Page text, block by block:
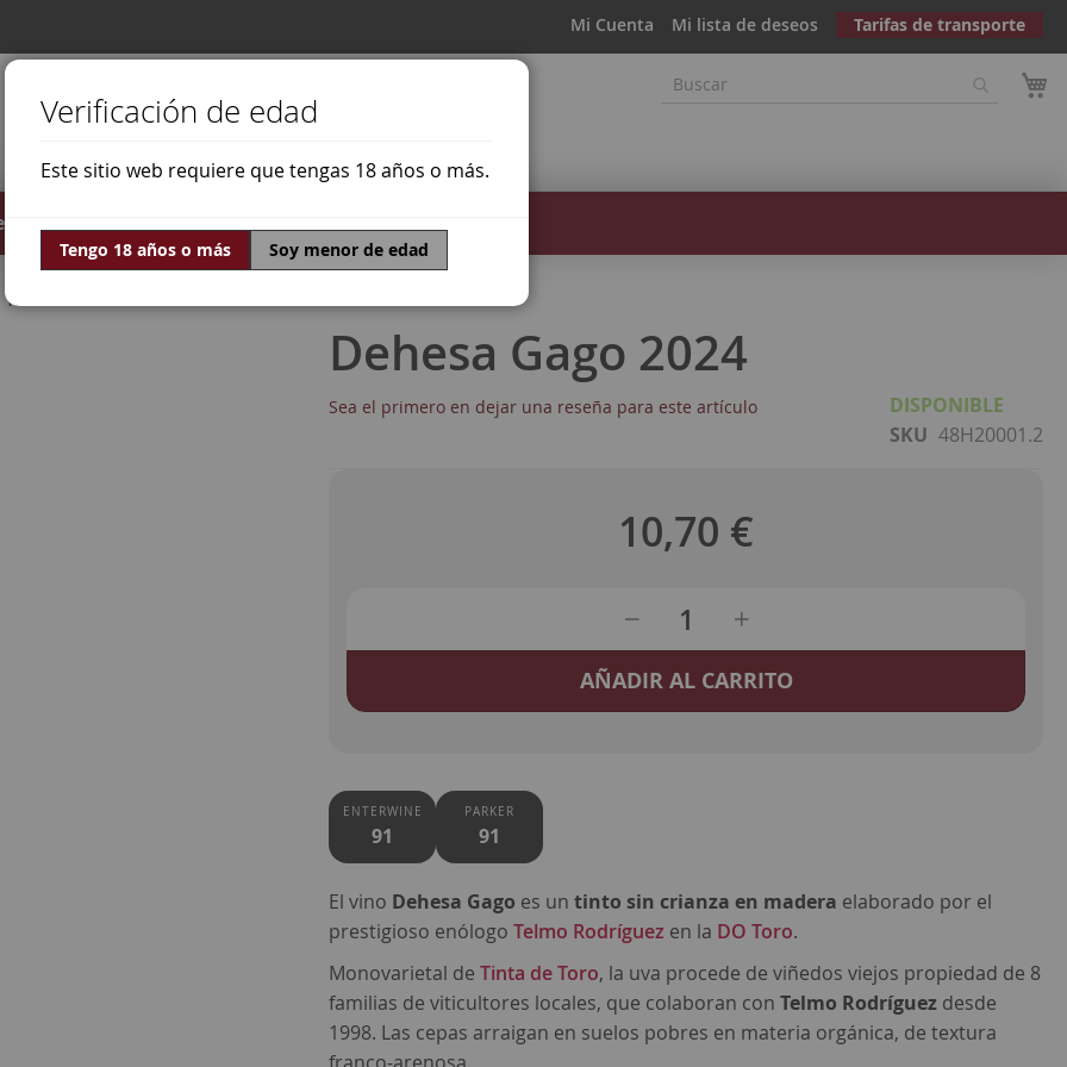
Mi Cuenta Mi lista de deseos Tarifas de transporte
Ofertas Mundo Vino
Tinta de Toro
Dehesa Gago 2024
Sea el primero en dejar una reseña para este artículo
DISPONIBLE
SKU 48H20001.2
10,70 €
AÑADIR AL CARRITO
ENTERWINE
91
PARKER
91
El vino Dehesa Gago es untinto sin crianza en madera elaborado por el
prestigioso enólogoTelmo Rodríguez en la DO Toro.
Monovarietal deTinta de Toro, la uva procede de viñedos viejos propiedad de 8
familias de viticultores locales, que colaboran conTelmo Rodríguez desde
1998. Las cepas arraigan en suelos pobres en materia orgánica, de textura
Verificación de edad
Este sitio web requiere que tengas 18 años o más.
Tengo 18 años o más Soy menor de edad